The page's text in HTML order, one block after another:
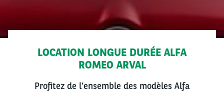
LOCATION LONGUE DURÉE ALFA
ROMEO ARVAL
Profitez de l’ensemble des modèles Alfa